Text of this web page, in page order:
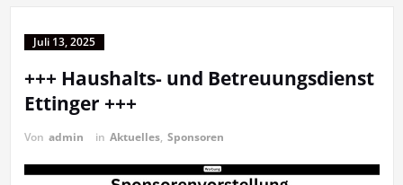
Juli 13, 2025
+++ Haushalts- und Betreuungsdienst
Ettinger +++
Von admin in Aktuelles, Sponsoren